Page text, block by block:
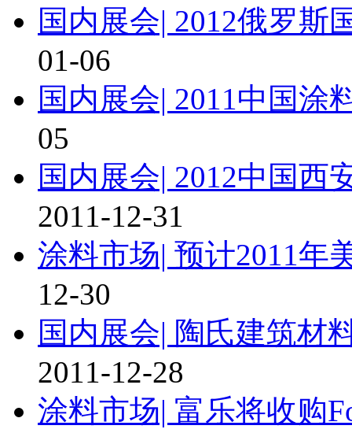
国内展会| 2012俄罗斯
01-06
国内展会| 2011中国涂
05
国内展会| 2012中国西
2011-12-31
涂料市场| 预计2011年
12-30
国内展会| 陶氏建筑材
2011-12-28
涂料市场| 富乐将收购